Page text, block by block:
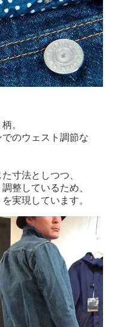
。
のウェスト調節な
寸法としつつ、
整しているため、
実現しています。